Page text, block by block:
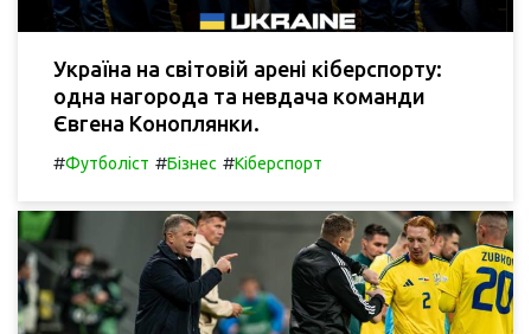
Україна на світовій арені кіберспорту:
одна нагорода та невдача команди
Євгена Коноплянки.
#Футболіст #Бізнес #Кіберспорт